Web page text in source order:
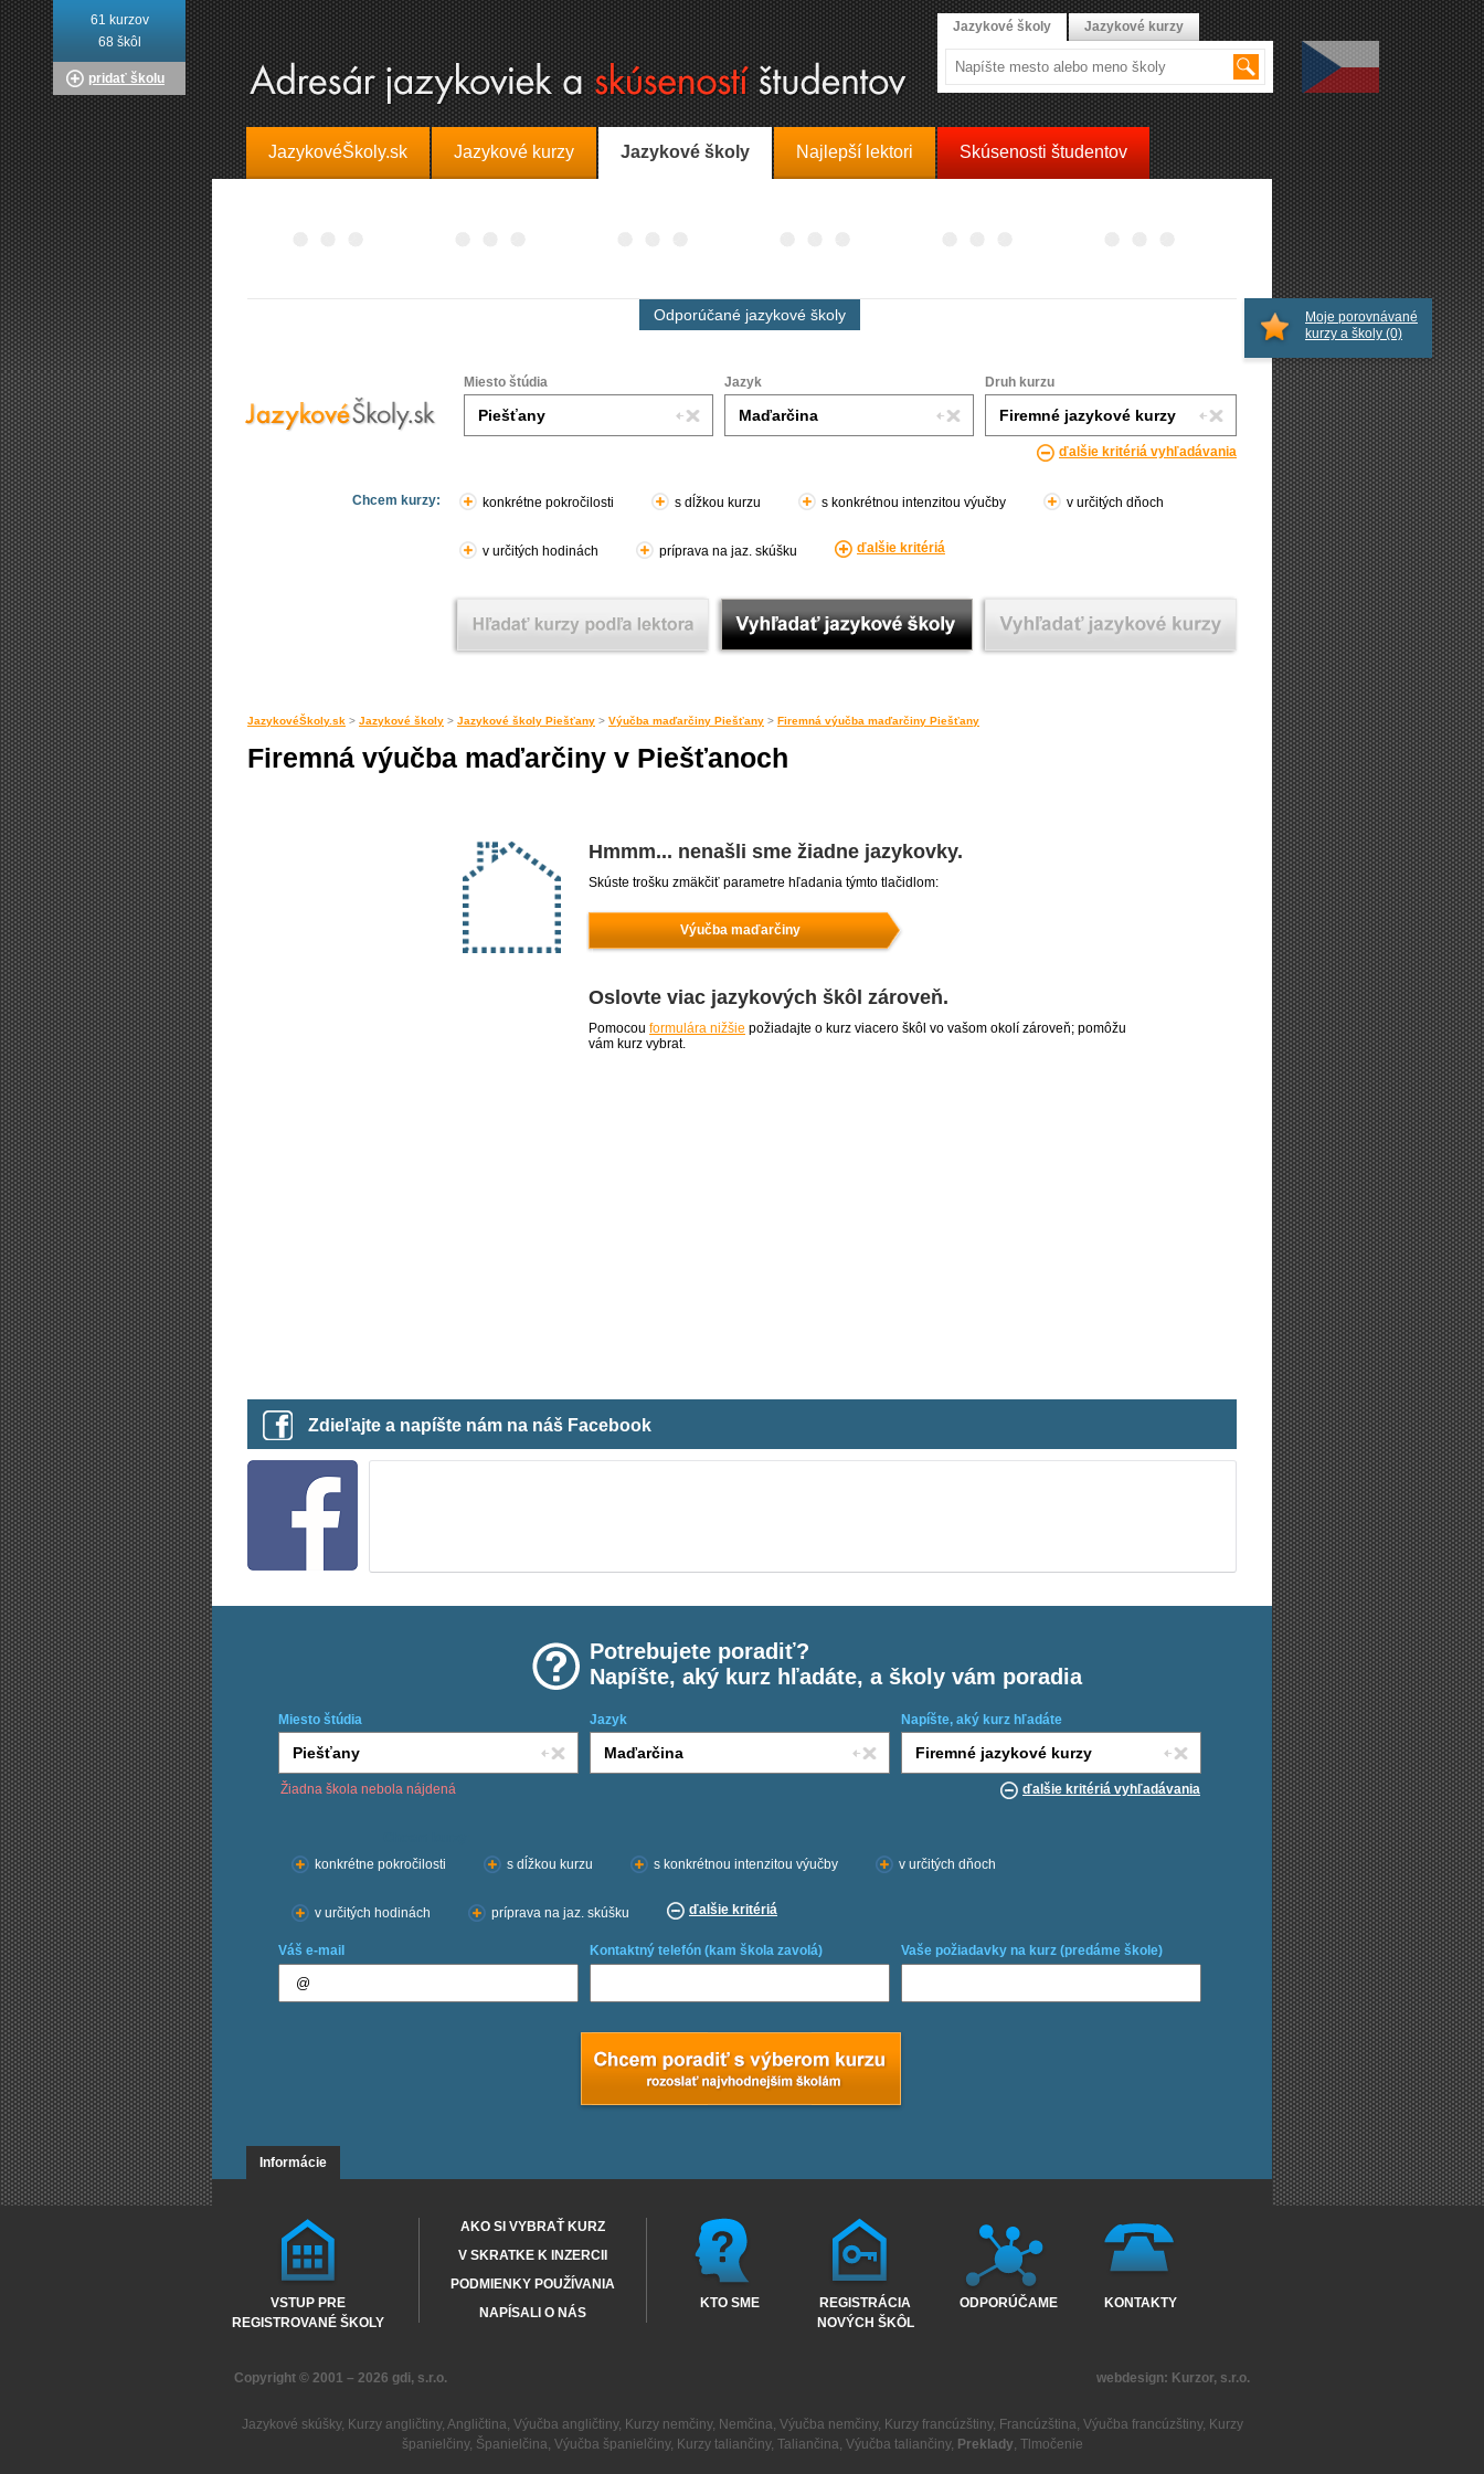
JazykovéŠkoly.sk Jazykové kurzy Jazykové školy Najlepší lektori Skúsenosti študentov
Odporúčané jazykové školy
Miesto štúdia Jazyk Druh kurzu
ďalšie kritériá vyhľadávania
Chcem kurzy: konkrétne pokročilosti s dĺžkou kurzu s konkrétnou intenzitou výučby v určitých dňoch
v určitých hodinách príprava na jaz. skúšku ďalšie kritériá
JazykovéŠkoly.sk > Jazykové školy > Jazykové školy Piešťany > Výučba maďarčiny Piešťany > Firemná výučba maďarčiny Piešťany
Firemná výučba maďarčiny v Piešťanoch
Hmmm... nenašli sme žiadne jazykovky.
Skúste trošku zmäkčiť parametre hľadania týmto tlačidlom:
Výučba maďarčiny
Oslovte viac jazykových škôl zároveň.
Pomocou formulára nižšie požiadajte o kurz viacero škôl vo vašom okolí zároveň; pomôžu
vám kurz vybrat.
Zdieľajte a napíšte nám na náš Facebook
Potrebujete poradiť?
Napíšte, aký kurz hľadáte, a školy vám poradia
Miesto štúdia Jazyk Napíšte, aký kurz hľadáte
Žiadna škola nebola nájdená ďalšie kritériá vyhľadávania
konkrétne pokročilosti
s dĺžkou kurzu s konkrétnou intenzitou výučby v určitých dňoch
v určitých hodinách príprava na jaz. skúšku ďalšie kritériá
Váš e-mail Kontaktný telefón (kam škola zavolá) Vaše požiadavky na kurz (predáme škole)
Moje porovnávané
kurzy a školy (0)
61 kurzov
68 škôl
pridať školu
Jazykové školy Jazykové kurzy
Informácie
VSTUP PRE
REGISTROVANÉ ŠKOLY
AKO SI VYBRAŤ KURZ
V SKRATKE K INZERCII
PODMIENKY POUŽÍVANIA
NAPÍSALI O NÁS
KTO SME
REGISTRÁCIA
NOVÝCH ŠKÔL
ODPORÚČAME KONTAKTY
Copyright © 2001 – 2026 gdi, s.r.o. webdesign: Kurzor, s.r.o.
Jazykové skúšky, Kurzy angličtiny, Angličtina, Výučba angličtiny, Kurzy nemčiny, Nemčina, Výučba nemčiny, Kurzy francúzštiny, Francúzština, Výučba francúzštiny, Kurzy
španielčiny, Španielčina, Výučba španielčiny, Kurzy taliančiny, Taliančina, Výučba taliančiny, Preklady, Tlmočenie